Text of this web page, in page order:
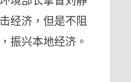
经济，但是不阻
振兴本地经济。